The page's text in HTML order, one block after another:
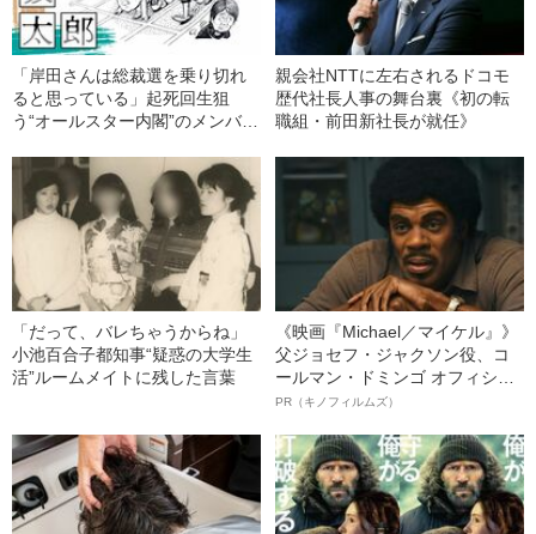
「岸田さんは総裁選を乗り切れ
ると思っている」起死回生狙
う“オールスター内閣”のメンバー
親会社NTTに左右されるドコモ
歴代社長人事の舞台裏《初の転
職組・前田新社長が就任》
「だって、バレちゃうからね」
小池百合子都知事“疑惑の大学生
活”ルームメイトに残した言葉
《映画『Michael／マイケル』》
父ジョセフ・ジャクソン役、コ
ールマン・ドミンゴ オフィシャ
ルインタビュー“観客を魅了した
語る”《日本興収70億円突破》
PR（キノフィルムズ）